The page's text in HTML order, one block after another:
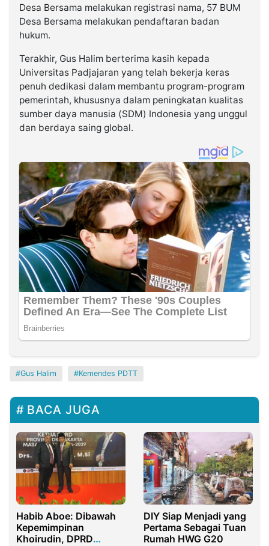
Desa Bersama melakukan registrasi nama, 57 BUM
Desa Bersama melakukan pendaftaran badan
hukum.
Terakhir, Gus Halim berterima kasih kepada
Universitas Padjajaran yang telah bekerja keras
penuh dedikasi dalam membantu program-program
pemerintah, khususnya dalam peningkatan kualitas
sumber daya manusia (SDM) Indonesia yang unggul
dan berdaya saing global.
Gus Halim Kemendes PDTT
BACA JUGA
Habib Aboe: Dibawah
Kepemimpinan
Khoirudin, DPRD
DIY Siap Menjadi yang
Pertama Sebagai Tuan
Rumah HWG G20